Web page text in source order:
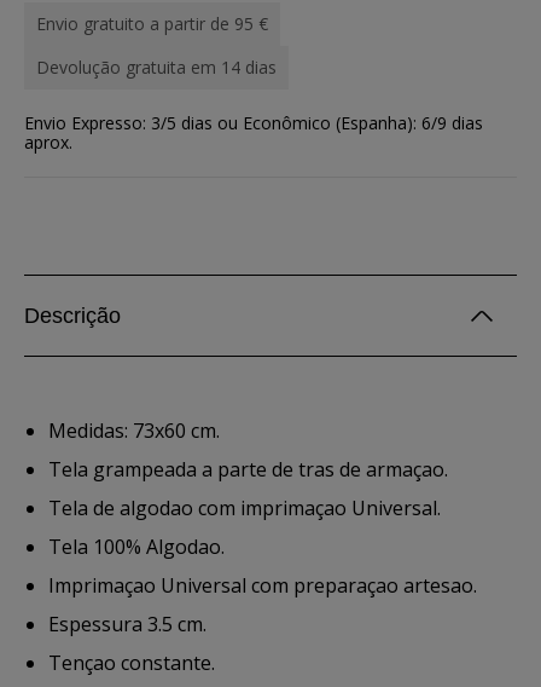
Envio gratuito a partir de 95 €
Devolução gratuita em 14 dias
Envio Expresso: 3/5 dias ou Econômico (Espanha): 6/9 dias
aprox.
Descrição
Medidas: 73x60 cm.
Tela grampeada a parte de tras de armaçao.
Tela de algodao com imprimaçao Universal.
Tela 100% Algodao.
Imprimaçao Universal com preparaçao artesao.
Espessura 3.5 cm.
Tençao constante.